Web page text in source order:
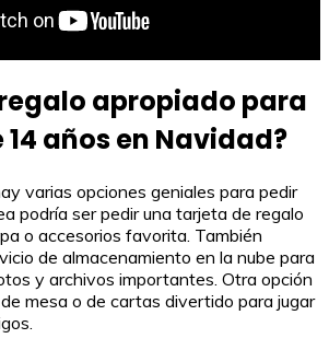
apropiado para
años en Navidad?
varias opciones geniales para pedir
podría ser pedir una tarjeta de regalo
o accesorios favorita. También
de almacenamiento en la nube para
y archivos importantes. Otra opción
mesa o de cartas divertido para jugar